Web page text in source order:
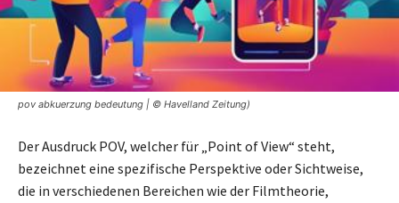
pov abkuerzung bedeutung | © Havelland Zeitung)
Der Ausdruck POV, welcher für „Point of View“ steht,
bezeichnet eine spezifische Perspektive oder Sichtweise,
die in verschiedenen Bereichen wie der Filmtheorie,